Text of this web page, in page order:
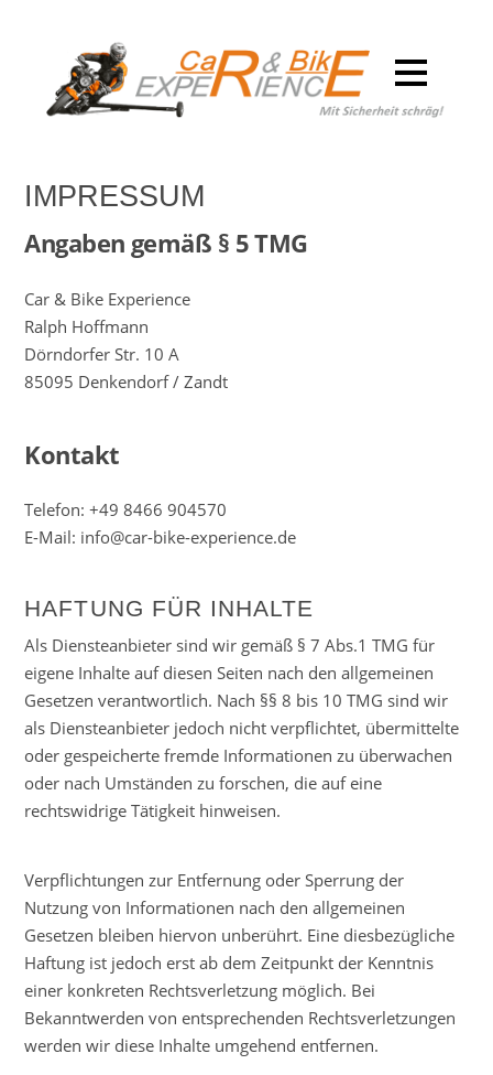
IMPRESSUM
Angaben gemäß § 5 TMG
Car & Bike Experience
Ralph Hoffmann
Dörndorfer Str. 10 A
85095 Denkendorf / Zandt
Kontakt
Telefon: +49 8466 904570
E-Mail: info@car-bike-experience.de
HAFTUNG FÜR INHALTE
Als Diensteanbieter sind wir gemäß § 7 Abs.1 TMG für
eigene Inhalte auf diesen Seiten nach den allgemeinen
Gesetzen verantwortlich. Nach §§ 8 bis 10 TMG sind wir
als Diensteanbieter jedoch nicht verpflichtet, übermittelte
oder gespeicherte fremde Informationen zu überwachen
oder nach Umständen zu forschen, die auf eine
rechtswidrige Tätigkeit hinweisen.
Verpflichtungen zur Entfernung oder Sperrung der
Nutzung von Informationen nach den allgemeinen
Gesetzen bleiben hiervon unberührt. Eine diesbezügliche
Haftung ist jedoch erst ab dem Zeitpunkt der Kenntnis
einer konkreten Rechtsverletzung möglich. Bei
Bekanntwerden von entsprechenden Rechtsverletzungen
werden wir diese Inhalte umgehend entfernen.